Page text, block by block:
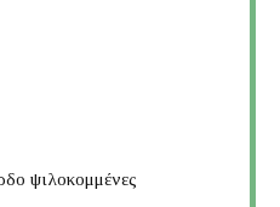
ψιλοκομμένες